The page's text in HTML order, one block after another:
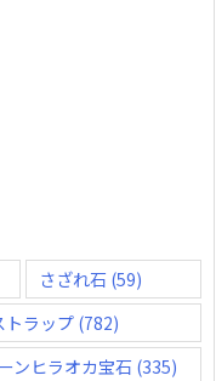
さざれ石 (59)
トラップ(782)
ンヒラオカ宝石 (335)